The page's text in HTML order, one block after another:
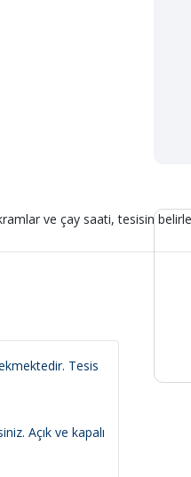
ve çay saati, tesisin
Tesis
Açık ve kapalı